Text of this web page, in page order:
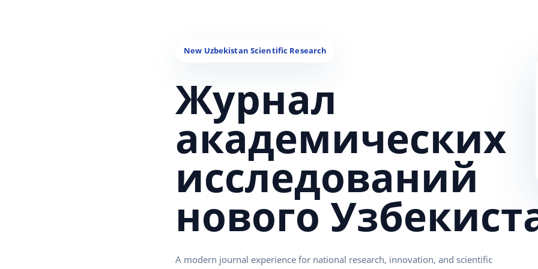
Журнал
академических
исследований
нового